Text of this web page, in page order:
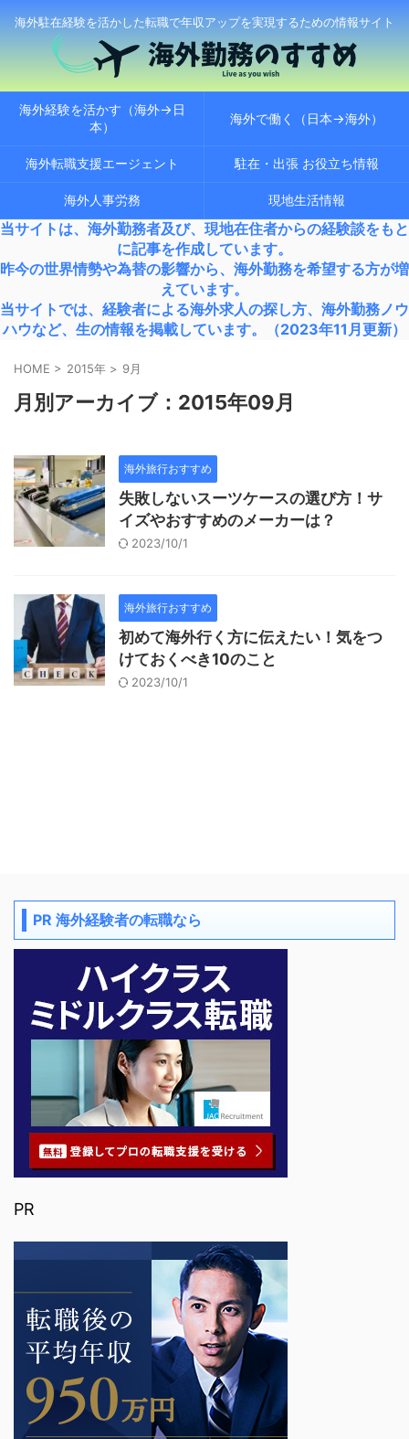
海外駐在経験を活かした転職で年収アップを実現するための情報サイト
海外経験を活かす（海外→日
本）
海外で働く（日本→海外）
海外転職支援エージェント 駐在・出張 お役立ち情報
海外人事労務 現地生活情報
当サイトは、海外勤務者及び、現地在住者からの経験談をもと
に記事を作成しています。
昨今の世界情勢や為替の影響から、海外勤務を希望する方が増
えています。
当サイトでは、経験者による海外求人の探し方、海外勤務ノウ
ハウなど、生の情報を掲載しています。（2023年11月更新）
HOME > 2015年 > 9月
月別アーカイブ：2015年09月
海外旅行おすすめ
失敗しないスーツケースの選び方！サ
イズやおすすめのメーカーは？
2023/10/1
海外旅行おすすめ
初めて海外行く方に伝えたい！気をつ
けておくべき10のこと
2023/10/1
PR 海外経験者の転職なら
PR